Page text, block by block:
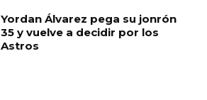
Yordan Álvarez pega su jonrón
35 y vuelve a decidir por los
Astros